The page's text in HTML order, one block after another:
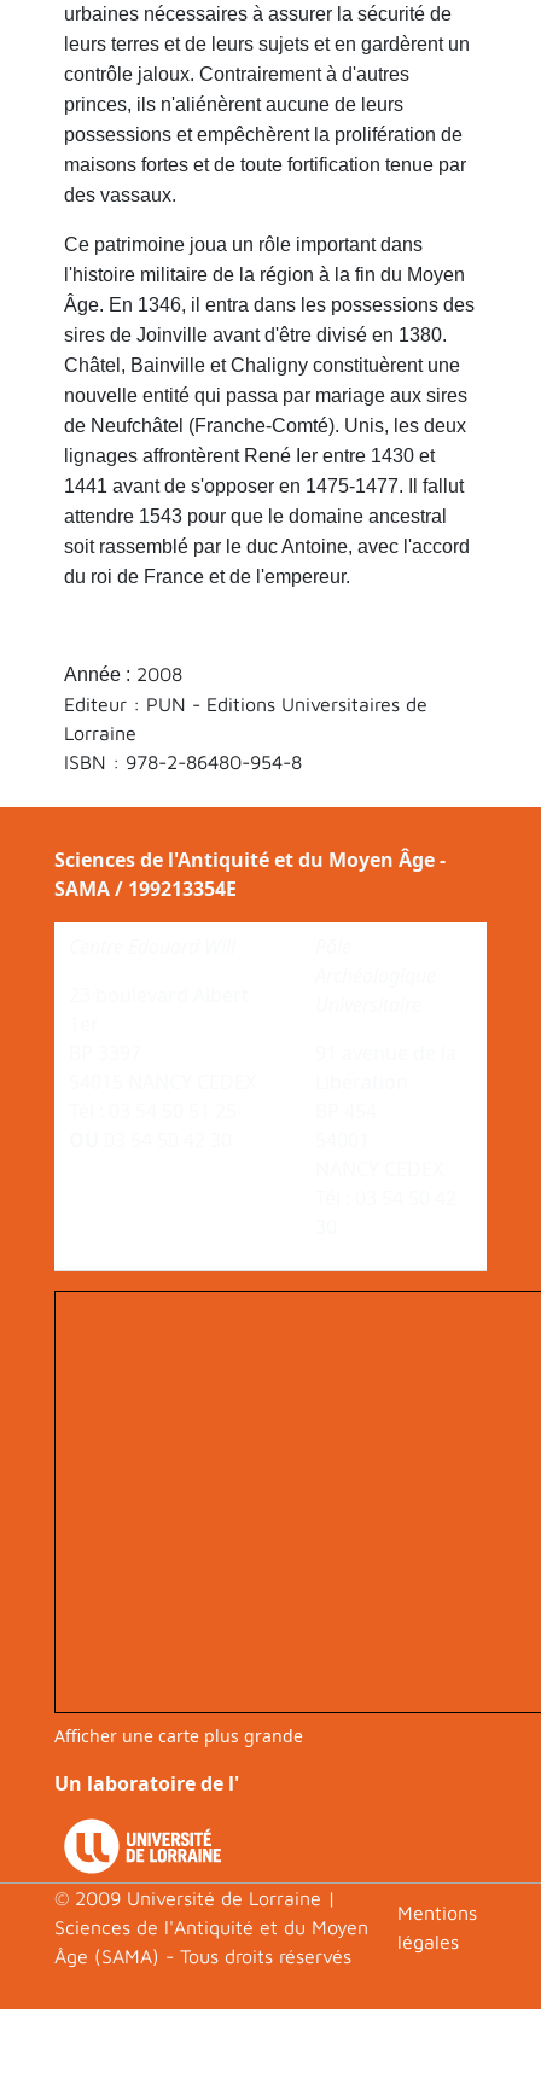
urbaines nécessaires à assurer la sécurité de
leurs terres et de leurs sujets et en gardèrent un
contrôle jaloux. Contrairement à d'autres
princes, ils n'aliénèrent aucune de leurs
possessions et empêchèrent la prolifération de
maisons fortes et de toute fortification tenue par
des vassaux.
Ce patrimoine joua un rôle important dans
l'histoire militaire de la région à la fin du Moyen
Âge. En 1346, il entra dans les possessions des
sires de Joinville avant d'être divisé en 1380.
Châtel, Bainville et Chaligny constituèrent une
nouvelle entité qui passa par mariage aux sires
de Neufchâtel (Franche-Comté). Unis, les deux
lignages affrontèrent René Ier entre 1430 et
1441 avant de s'opposer en 1475-1477. Il fallut
attendre 1543 pour que le domaine ancestral
soit rassemblé par le duc Antoine, avec l'accord
du roi de France et de l'empereur.
Année : 2008
Editeur : PUN - Editions Universitaires de
Lorraine
ISBN : 978-2-86480-954-8
Sciences de l'Antiquité et du Moyen Âge -
SAMA / 199213354E
Afficher une carte plus grande
Un laboratoire de l'
© 2009 Université de Lorraine |
Sciences de l'Antiquité et du Moyen
Âge (SAMA) - Tous droits réservés
Footer
Mentions
légales